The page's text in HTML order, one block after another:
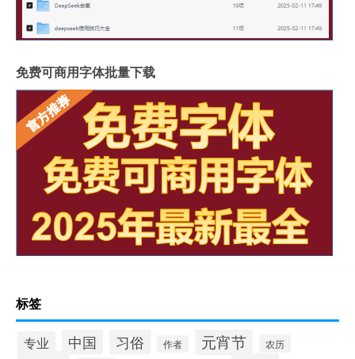
免费可商用字体批量下载
标签
专业 中国 习俗 作者 元宵节 农历